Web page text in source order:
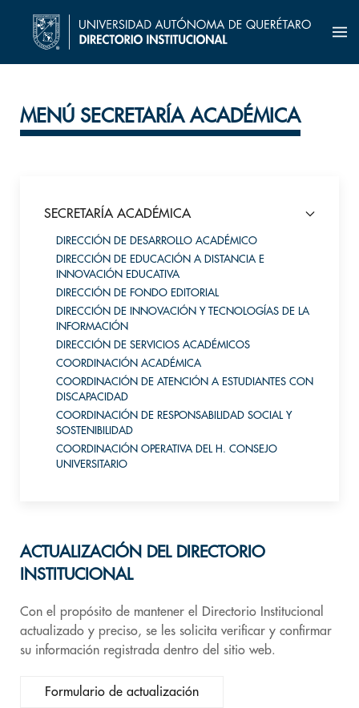
MENÚ SECRETARÍA ACADÉMICA
SECRETARÍA ACADÉMICA
DIRECCIÓN DE DESARROLLO ACADÉMICO
DIRECCIÓN DE EDUCACIÓN A DISTANCIA E
INNOVACIÓN EDUCATIVA
DIRECCIÓN DE FONDO EDITORIAL
DIRECCIÓN DE INNOVACIÓN Y TECNOLOGÍAS DE LA
INFORMACIÓN
DIRECCIÓN DE SERVICIOS ACADÉMICOS
COORDINACIÓN ACADÉMICA
COORDINACIÓN DE ATENCIÓN A ESTUDIANTES CON
DISCAPACIDAD
COORDINACIÓN DE RESPONSABILIDAD SOCIAL Y
SOSTENIBILIDAD
COORDINACIÓN OPERATIVA DEL H. CONSEJO
UNIVERSITARIO
ACTUALIZACIÓN DEL DIRECTORIO
INSTITUCIONAL
Con el propósito de mantener el Directorio Institucional
actualizado y preciso, se les solicita verificar y confirmar
su información registrada dentro del sitio web.
Formulario de actualización